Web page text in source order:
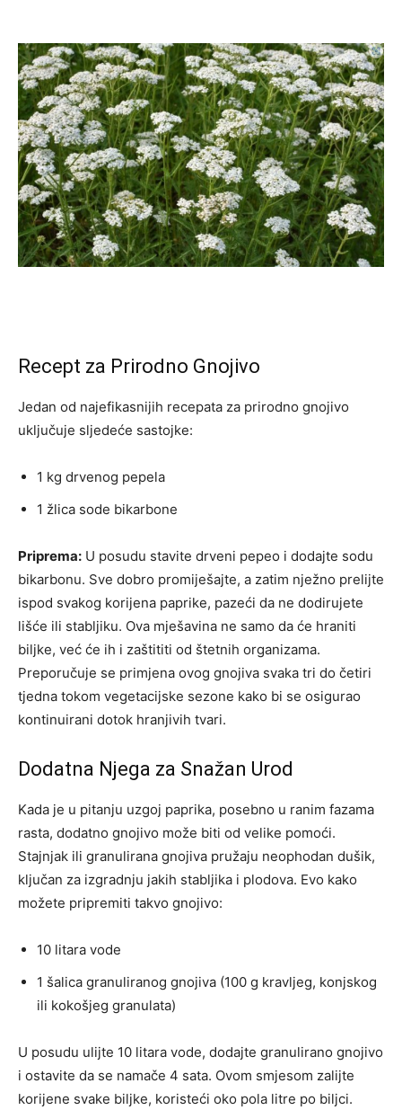
Recept za Prirodno Gnojivo
Jedan od najefikasnijih recepata za prirodno gnojivo
uključuje sljedeće sastojke:
1 kg drvenog pepela
1 žlica sode bikarbone
Priprema: U posudu stavite drveni pepeo i dodajte sodu
bikarbonu. Sve dobro promiješajte, a zatim nježno prelijte
ispod svakog korijena paprike, pazeći da ne dodirujete
lišće ili stabljiku. Ova mješavina ne samo da će hraniti
biljke, već će ih i zaštititi od štetnih organizama.
Preporučuje se primjena ovog gnojiva svaka tri do četiri
tjedna tokom vegetacijske sezone kako bi se osigurao
kontinuirani dotok hranjivih tvari.
Dodatna Njega za Snažan Urod
Kada je u pitanju uzgoj paprika, posebno u ranim fazama
rasta, dodatno gnojivo može biti od velike pomoći.
Stajnjak ili granulirana gnojiva pružaju neophodan dušik,
ključan za izgradnju jakih stabljika i plodova. Evo kako
možete pripremiti takvo gnojivo:
10 litara vode
1 šalica granuliranog gnojiva (100 g kravljeg, konjskog
ili kokošjeg granulata)
U posudu ulijte 10 litara vode, dodajte granulirano gnojivo
i ostavite da se namače 4 sata. Ovom smjesom zalijte
korijene svake biljke, koristeći oko pola litre po biljci.